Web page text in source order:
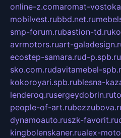
online-z.comaromat-
mobilvest.rubbd.net.ru
smp-forum.rubastion-td.ru
avrmotors.ruart-
ecostep-samara.rud-p.spb.ru
sko.com.rudavitamebel-
kokoroyari.spb.rublesna-
lenderoq.rusergeydobrin.ru
people-of-art.ru
dynamoauto.ruszk-favorit.ru
kingbolenskaner.rualex-